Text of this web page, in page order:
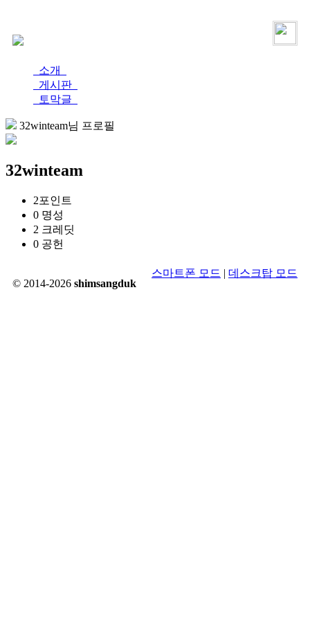
소개
게시판
토막글
32winteam님 프로필
32winteam
2포인트
0 명성
2 크레딧
0 공헌
© 2014-2026 shimsangduk
스마트폰 모드 | 데스크탑 모드